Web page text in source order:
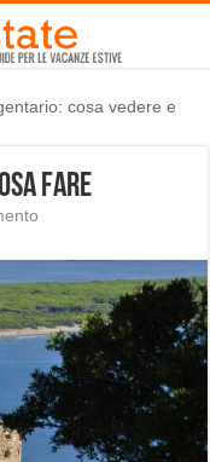
cosa vedere e
fare